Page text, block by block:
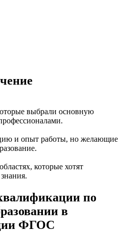
выбрали основную
и опыт работы, но желающие
которые хотят
по
в
ФГОС